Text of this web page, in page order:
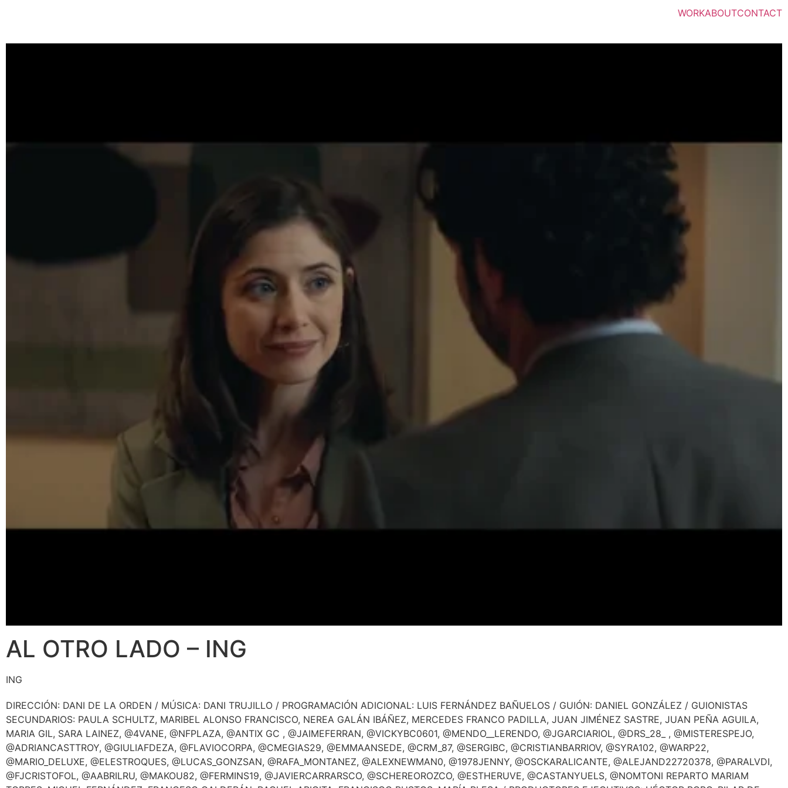
WORKABOUTCONTACT
AL OTRO LADO – ING
ING
DIRECCIÓN: DANI DE LA ORDEN / MÚSICA: DANI TRUJILLO / PROGRAMACIÓN ADICIONAL: LUIS FERNÁNDEZ BAÑUELOS / GUIÓN: DANIEL GONZÁLEZ / GUIONISTAS
SECUNDARIOS: PAULA SCHULTZ, MARIBEL ALONSO FRANCISCO, NEREA GALÁN IBÁÑEZ, MERCEDES FRANCO PADILLA, JUAN JIMÉNEZ SASTRE, JUAN PEÑA AGUILA,
MARIA GIL, SARA LAINEZ, @4VANE, @NFPLAZA, @ANTIX GC , @JAIMEFERRAN, @VICKYBC0601, @MENDO__LERENDO, @JGARCIARIOL, @DRS_28_ , @MISTERESPEJO,
@ADRIANCASTTROY, @GIULIAFDEZA, @FLAVIOCORPA, @CMEGIAS29, @EMMAANSEDE, @CRM_87, @SERGIBC, @CRISTIANBARRIOV, @SYRA102, @WARP22,
@MARIO_DELUXE, @ELESTROQUES, @LUCAS_GONZSAN, @RAFA_MONTANEZ, @ALEXNEWMAN0, @1978JENNY, @OSCKARALICANTE, @ALEJAND22720378, @PARALVDI,
@FJCRISTOFOL, @AABRILRU, @MAKOU82, @FERMINS19, @JAVIERCARRARSCO, @SCHEREOROZCO, @ESTHERUVE, @CASTANYUELS, @NOMTONI REPARTO MARIAM